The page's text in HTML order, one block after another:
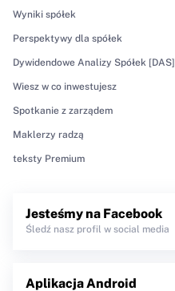
Wyniki spółek
Perspektywy dla spółek
Dywidendowe Analizy Spółek [DAS]
Wiesz w co inwestujesz
Spotkanie z zarządem
Maklerzy radzą
teksty Premium
Jesteśmy na Facebook
Śledź nasz profil w social media
Aplikacja Android